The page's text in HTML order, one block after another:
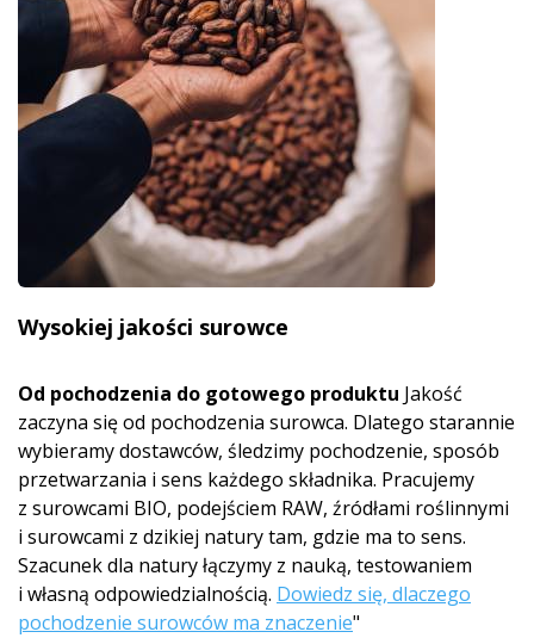
Wysokiej jakości surowce
Od pochodzenia do gotowego produktu Jakość
zaczyna się od pochodzenia surowca. Dlatego starannie
wybieramy dostawców, śledzimy pochodzenie, sposób
przetwarzania i sens każdego składnika. Pracujemy
z surowcami BIO, podejściem RAW, źródłami roślinnymi
i surowcami z dzikiej natury tam, gdzie ma to sens.
Szacunek dla natury łączymy z nauką, testowaniem
i własną odpowiedzialnością. Dowiedz się, dlaczego
pochodzenie surowców ma znaczenie"